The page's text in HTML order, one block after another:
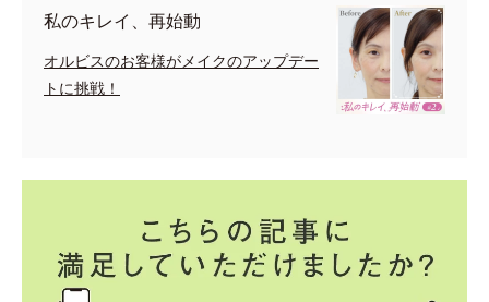
私のキレイ、再始動
オルビスのお客様がメイクのアップデー
トに挑戦！